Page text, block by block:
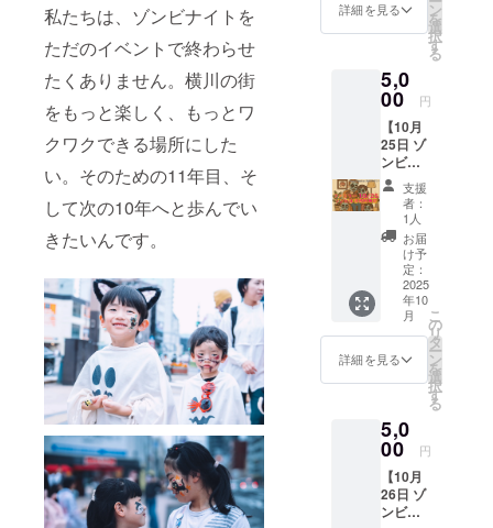
私たちは、ゾンビナイトを
ただのイベントで終わらせ
たくありません。横川の街
をもっと楽しく、もっとワ
クワクできる場所にした
い。そのための11年目、そ
して次の10年へと歩んでい
きたいんです。
前をご
並ばず
コー
ナー へ
のご案
内がで
きま
す。 ※
ゾンビ
変身体
験コー
ナー 料
金は別
途当日
お支払
いくだ
さい。
※ファス
トパス
時刻に
来られ
少しお
待ちい
ただく
テンツ
の「ゾ
ンビ変
コー
ナー
」。1時
間から2
時間列
に並ぶ
ことも
ありま
すが、
こちら
のファ
ストパ
スをご
支援い
ただく
と列に
並ばず
コー
ナー へ
のご案
内がで
きま
す。 ※
詳細を見る ン
を
選
択
す
る
5,0
00 円
【10月
25日 ゾ
ンビ休
憩所利
用権
（ファ
ミ
リー）
】 横川
本通り
商店街
にあ
る、学
びの本
質を伝
える
は、教
えな
い」個
別指導
塾浜崎
アカデ
支援
者：
1人
お届
け予
定：
2025
年10
月
詳細を見る
こ
の
リ
タ
ー
ン
を
選
択
す
る
5,0
00 円
【10月
26日 ゾ
ンビ休